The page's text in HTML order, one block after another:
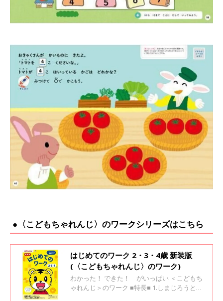
●〈こどもちゃれんじ〉のワークシリーズはこちら
はじめてのワーク 2・3・4歳 新装版
(〈こどもちゃれんじ〉のワーク)
わかった！ できた！ がいっぱい ＜こどもち
ゃれんじ＞のワーク ■特長■ 1.しまじろうと一